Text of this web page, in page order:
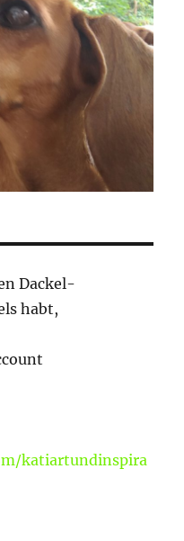
Dackel-
habt,
katiartundinspira